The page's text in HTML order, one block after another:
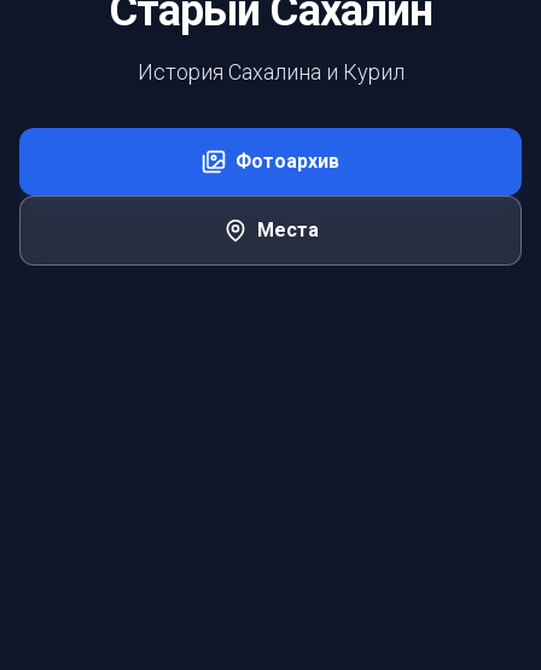
Старый Сахалин
История Сахалина и Курил
Фотоархив
Места